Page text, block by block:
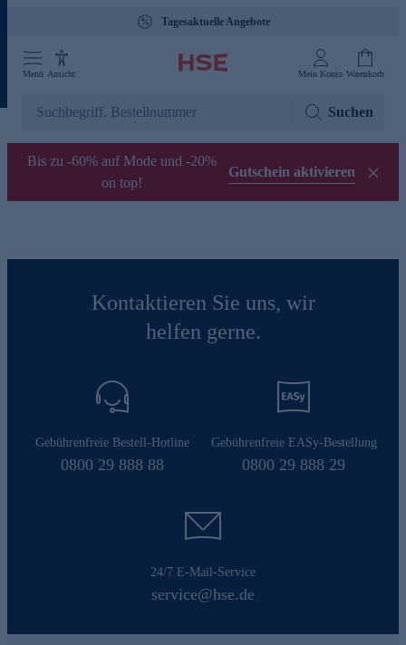
Tagesaktuelle Angebote
Menü Ansicht Mein Konto Warenkorb
Suchen
Bis zu -60% auf Mode und -20%
on top!
Gutschein aktivieren
Kontaktieren Sie uns, wir
helfen gerne.
Gebührenfreie Bestell-Hotline
0800 29 888 88
Gebührenfreie EASy-Bestellung
0800 29 888 29
24/7 E-Mail-Service
service@hse.de